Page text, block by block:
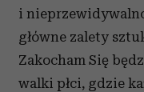
i
główne zalety
Zakocham Się
walki płci, gdzie